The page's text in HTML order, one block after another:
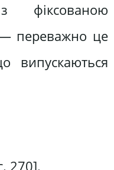
фіксованою
переважно це
випускаються
270].